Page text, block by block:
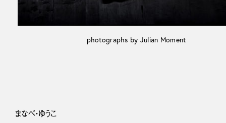
photographs by Julian Moment
まなべ・ゆうこ